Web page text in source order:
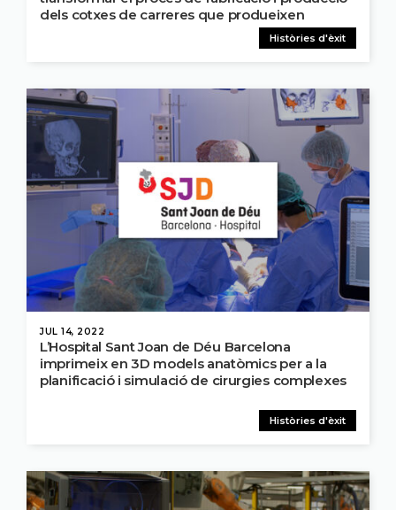
Històries d'èxit
dels cotxes de carreres que produeixen
JUL 14, 2022
Històries d'èxit
L’Hospital Sant Joan de Déu Barcelona
imprimeix en 3D models anatòmics per a la
planificació i simulació de cirurgies complexes